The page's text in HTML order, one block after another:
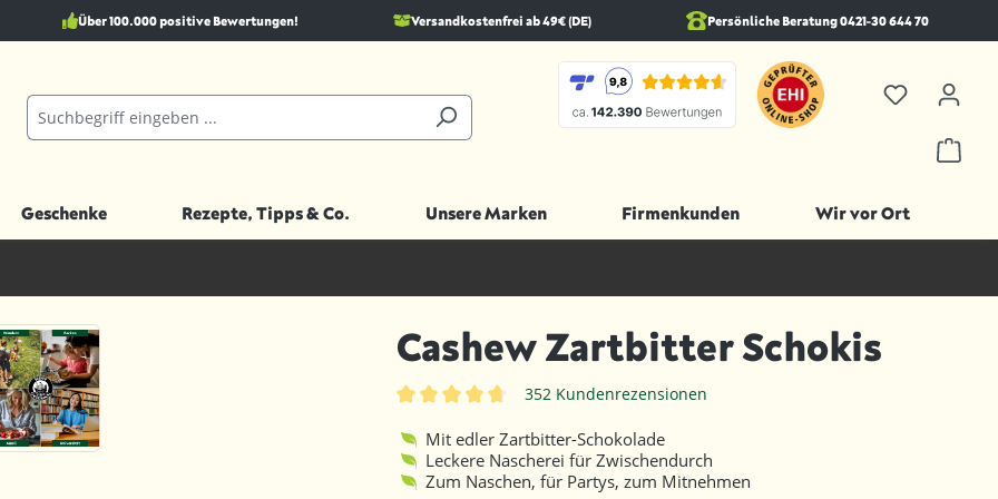
Über 100.000 positive Bewertungen! Versandkostenfrei ab 49€ (DE) Persönliche Beratung 0421-30 644 70
Geschenke Rezepte, Tipps & Co. Unsere Marken Firmenkunden Wir vor Ort
Cashew Zartbitter Schokis
352 Kundenrezensionen
Mit edler Zartbitter-Schokolade
Leckere Nascherei für Zwischendurch
Zum Naschen, für Partys, zum Mitnehmen